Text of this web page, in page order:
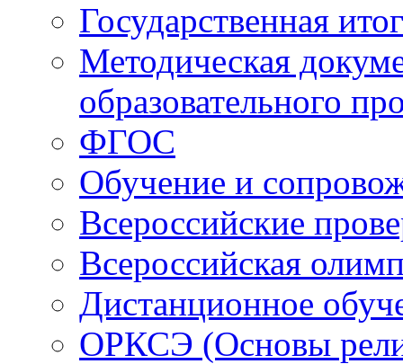
Государственная
Методическая
образовательного
ФГОС
Обучение и
Всероссийские
Всероссийская
Дистанционное
ОРКСЭ (Основы